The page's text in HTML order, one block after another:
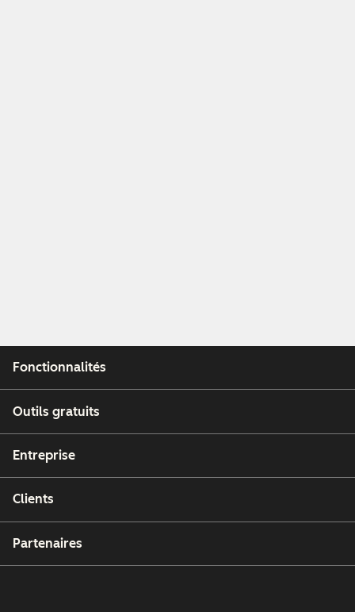
Fonctionnalités
Outils gratuits
Entreprise
Clients
Partenaires